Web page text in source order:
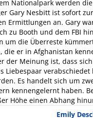
Nationalpark werden
Gary Nesbitt ist sofort
Ermittlungen an. Gary
zu Booth und dem FBI
um die Überreste
die er in Afghanistan
der Meinung ist, dass
Liebespaar
Es handelt sich um
kennengelernt haben.
Höhe einen Abhang
Emily